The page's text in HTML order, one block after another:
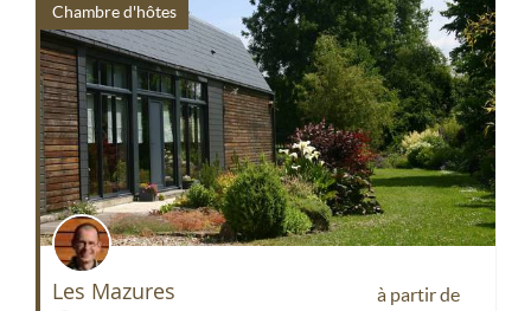
Chambre d'hôtes
à partir de
Les Mazures